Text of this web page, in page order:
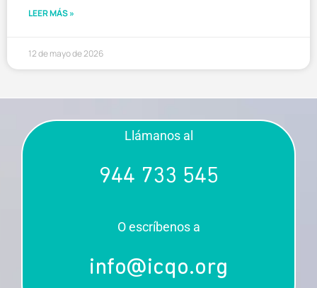
LEER MÁS »
12 de mayo de 2026
Llámanos al
944 733 545
O escríbenos a
info@icqo.org